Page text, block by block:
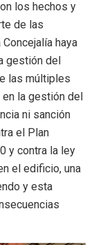
los hechos y
de las
haya
gestión del
las múltiples
la gestión del
ni sanción
el Plan
y contra la ley
el edificio, una
y esta